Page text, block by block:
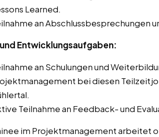
Learned.
an Abschlussbesprechungen
Entwicklungsaufgaben:
an Schulungen und
bei diesen
Teilnahme an Feedback- und
im Projektmanagement arbeitet